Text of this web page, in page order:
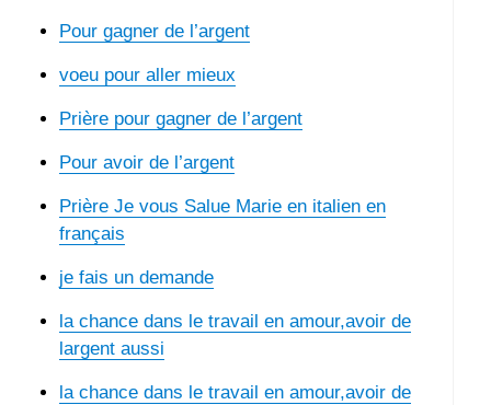
Pour gagner de l’argent
voeu pour aller mieux
Prière pour gagner de l’argent
Pour avoir de l’argent
Prière Je vous Salue Marie en italien en
français
je fais un demande
la chance dans le travail en amour,avoir de
largent aussi
la chance dans le travail en amour,avoir de